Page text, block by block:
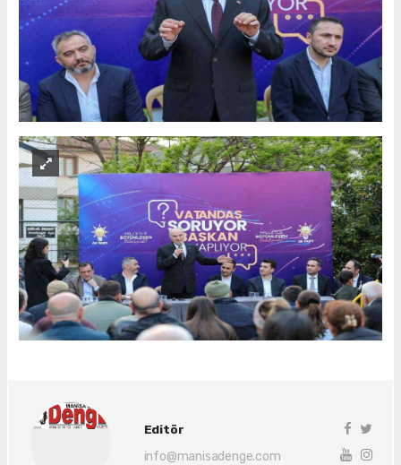
Editör
info@manisadenge.com